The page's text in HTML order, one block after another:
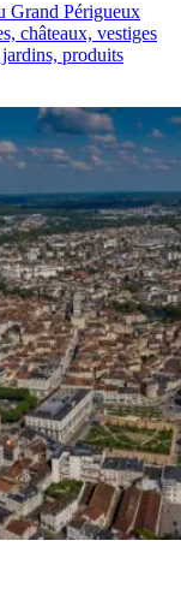
Grand Périgueux
châteaux, vestiges
jardins, produits